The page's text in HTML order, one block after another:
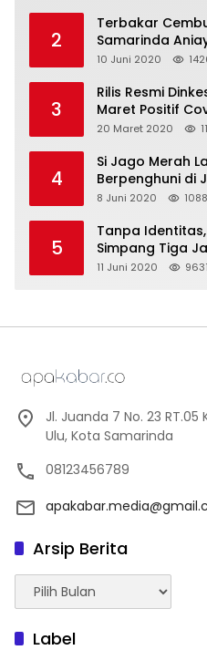
2
Terbakar
Samarinda
10 Juni 2020
3
Rilis Resmi
Maret Positif
20 Maret 2020
4
Si Jago Merah
Berpenghuni di
8 Juni 2020
5
Tanpa
Simpang Tiga
11 Juni 2020 9631
Jl. Juanda 7 No. 23
Ulu, Kota Samarinda
08123456789
Arsip Berita
Arsip
Berita
Label